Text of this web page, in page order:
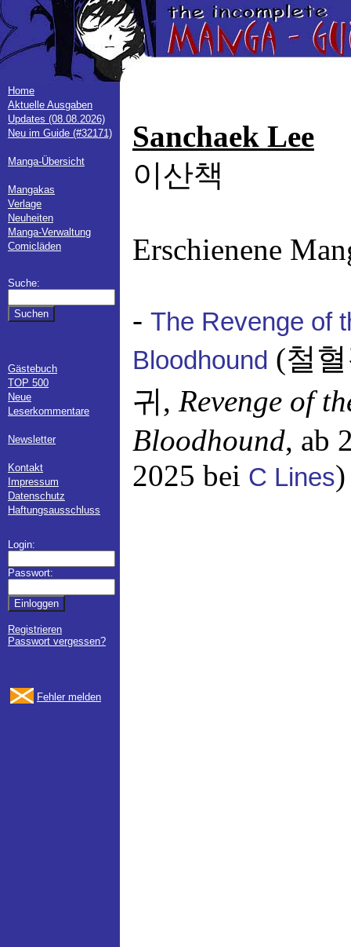
Home
Aktuelle Ausgaben
Updates (08.08.2026)
Neu im Guide (#32171)
Manga-Übersicht
Mangakas
Verlage
Neuheiten
Manga-Verwaltung
Comicläden
Suche:
Gästebuch
TOP 500
Neue
Leserkommentare
Newsletter
Kontakt
Impressum
Datenschutz
Haftungsausschluss
Login:
Passwort:
Registrieren
Passwort vergessen?
Fehler melden
Sanchaek Lee
이산책
Erschienene
- The Revenge of
Bloodhound (철
귀, Revenge of
Bloodhound, ab
2025 bei C Lines